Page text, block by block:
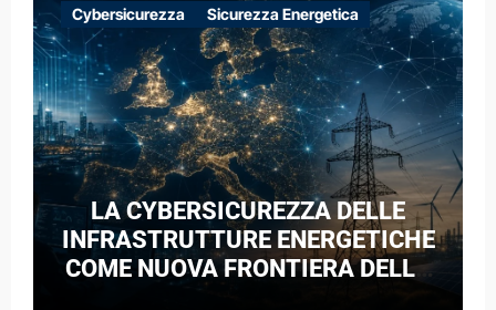
Cybersicurezza Sicurezza Energetica
LA CYBERSICUREZZA DELLE
INFRASTRUTTURE ENERGETICHE
COME NUOVA FRONTIERA DELLA